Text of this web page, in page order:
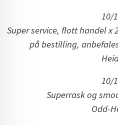
10/
Super service, flott handel x
på bestilling,
10/
Superrask og
Odd-